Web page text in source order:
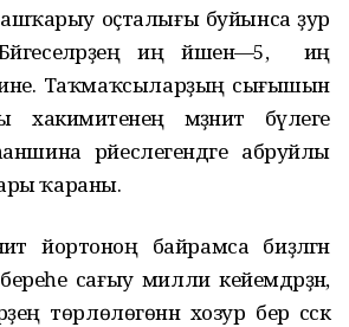
оҫталығы буйынса ҙур
иң йәшенә—5, ә иң
ине. Таҡмаҡсыларҙың сығышын
мәҙәниәт бүлеге
рәйеслегендәге абруйлы
ҡараны.
йортоноң байрамса биҙәлгән
береһе сағыу милли кейемдәрҙән,
төрлөлөгөнән хозур бер сәскә